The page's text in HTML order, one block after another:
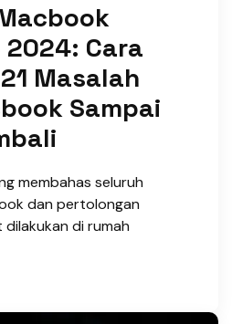
Cara
Masalah
Sampai
membahas seluruh
dan pertolongan
di rumah